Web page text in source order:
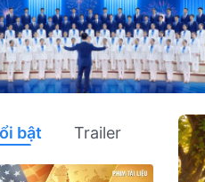
bật Trailer